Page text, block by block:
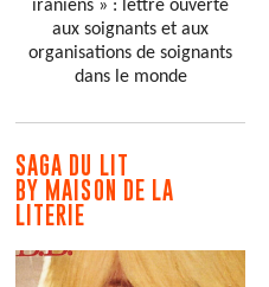
iraniens » : lettre ouverte
aux soignants et aux
organisations de soignants
dans le monde
SAGA DU LIT
BY MAISON DE LA
LITERIE